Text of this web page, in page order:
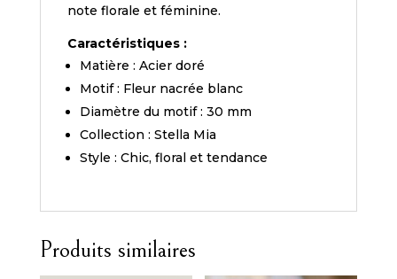
note florale et féminine.
Caractéristiques :
Matière : Acier doré
Motif : Fleur nacrée blanc
Diamètre du motif : 30 mm
Collection : Stella Mia
Style : Chic, floral et tendance
Produits similaires